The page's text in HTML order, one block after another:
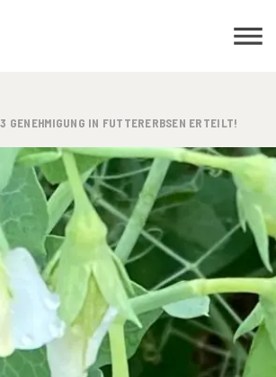
GENEHMIGUNG IN FUTTERERBSEN ERTEILT!